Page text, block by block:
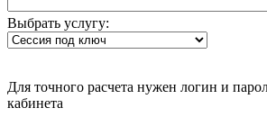
Выбрать услугу:
Для точного расчета нужен логин и
кабинета